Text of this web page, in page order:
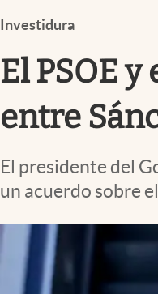
Investidura
El PSOE
entre
El presidente del
un acuerdo sobre